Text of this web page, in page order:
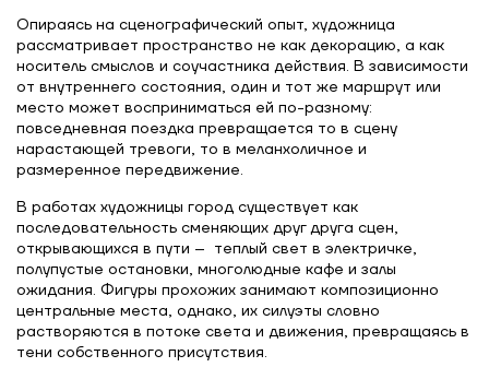
Опираясь на сценографический опыт, художница
рассматривает пространство не как декорацию, а как
носитель смыслов и соучастника действия. В зависимости
от внутреннего состояния, один и тот же маршрут или
место может восприниматься ей по-разному:
повседневная поездка превращается то в сцену
нарастающей тревоги, то в меланхоличное и
размеренное передвижение.
В работах художницы город существует как
последовательность сменяющих друг друга сцен,
открывающихся в пути – теплый свет в электричке,
полупустые остановки, многолюдные кафе и залы
ожидания. Фигуры прохожих занимают композиционно
центральные места, однако, их силуэты словно
растворяются в потоке света и движения, превращаясь в
тени собственного присутствия.